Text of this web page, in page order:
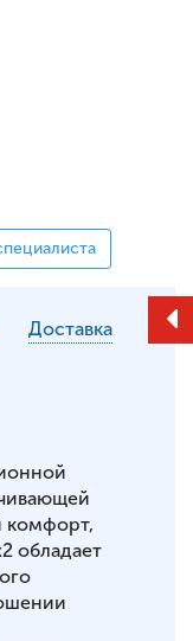
Доставка
комфорт,
обладает